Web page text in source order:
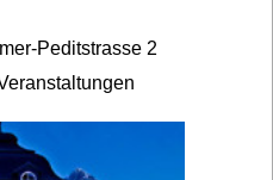
Peditstrasse 2